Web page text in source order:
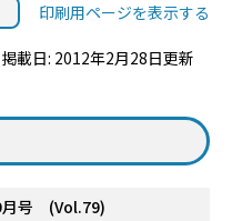
印刷用ページを表示する
掲載日: 2012年2月28日更新
号 (Vol.79)